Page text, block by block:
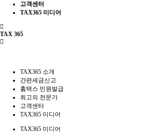
고객센터
TAX365 미디어
TAX 365
TAX365 소개
간편세금신고
홈택스 민원발급
최고의 전문가
고객센터
TAX365 미디어
TAX365 미디어